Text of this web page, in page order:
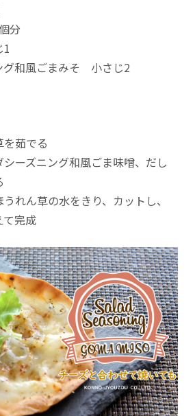
分
グ和風ごまみそ 小さじ2
茹でる
ーズニング和風ごま味噌、だし
れん草の水をきり、カットし、
完成